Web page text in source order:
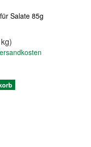
Salate 85g